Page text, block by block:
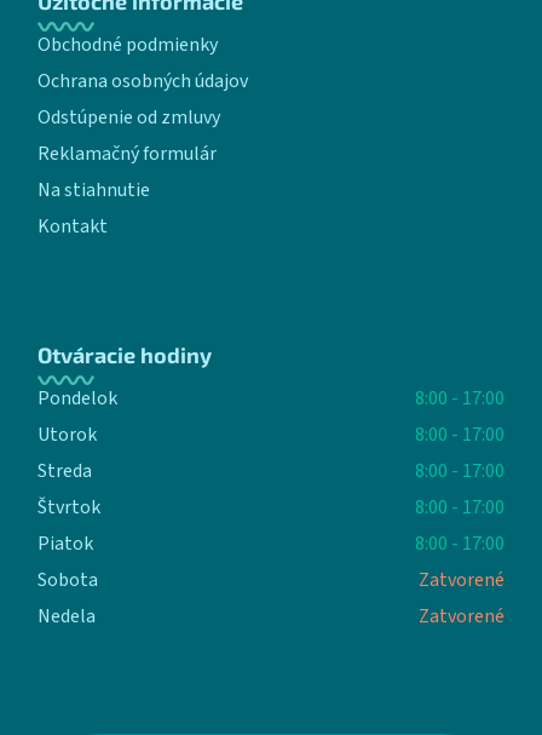
Obchodné podmienky
Ochrana osobných údajov
Odstúpenie od zmluvy
Reklamačný formulár
Na stiahnutie
Kontakt
Otváracie hodiny
Pondelok
8:00 - 17:00
Utorok
8:00 - 17:00
Streda
8:00 - 17:00
Štvrtok
8:00 - 17:00
Piatok
8:00 - 17:00
Sobota
Zatvorené
Nedela
Zatvorené